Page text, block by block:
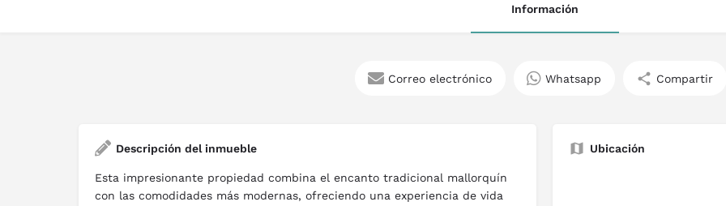
Información
Correo electrónico Whatsapp Compartir
Descripción del inmueble
Esta impresionante propiedad combina el encanto tradicional mallorquín
con las comodidades más modernas, ofreciendo una experiencia de vida
Ubicación